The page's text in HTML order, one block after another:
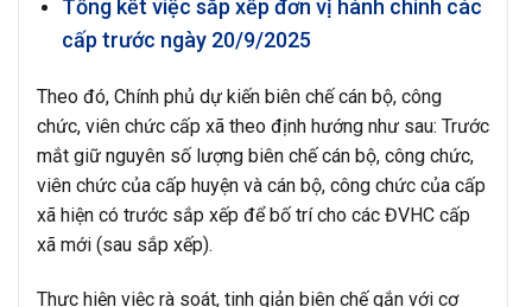
Tổng kết việc sắp xếp đơn vị hành chính các
cấp trước ngày 20/9/2025
Theo đó, Chính phủ dự kiến biên chế cán bộ, công
chức, viên chức cấp xã theo định hướng như sau: Trước
mắt giữ nguyên số lượng biên chế cán bộ, công chức,
viên chức của cấp huyện và cán bộ, công chức của cấp
xã hiện có trước sắp xếp để bố trí cho các ĐVHC cấp
xã mới (sau sắp xếp).
Thực hiện việc rà soát, tinh giản biên chế gắn với cơ